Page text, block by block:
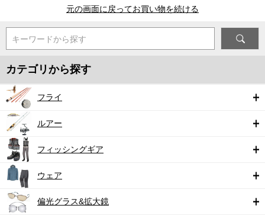
元の画面に戻ってお買い物を続ける
キーワードから探す
カテゴリから探す
フライ
ルアー
フィッシングギア
ウェア
偏光グラス&拡大鏡